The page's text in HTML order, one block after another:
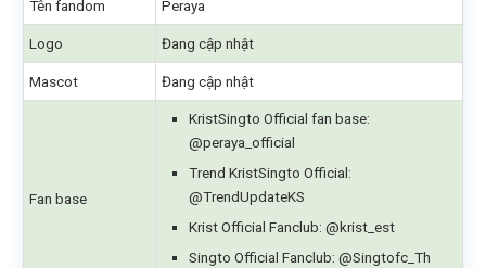
Tên fandom Peraya
Logo Đang cập nhật
Mascot Đang cập nhật
Fan base
KristSingto Official fan base:
@peraya_official
Trend KristSingto Official:
@TrendUpdateKS
Krist Official Fanclub: @krist_est
Singto Official Fanclub: @Singtofc_Th